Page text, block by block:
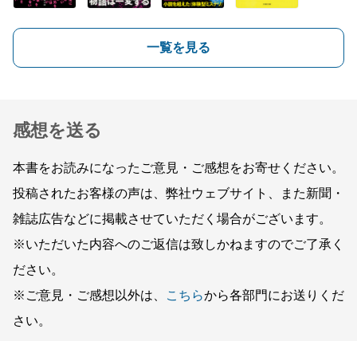
一覧を見る
感想を送る
本書をお読みになったご意見・ご感想をお寄せください。
投稿されたお客様の声は、弊社ウェブサイト、また新聞・
雑誌広告などに掲載させていただく場合がございます。
※いただいた内容へのご返信は致しかねますのでご了承く
ださい。
※ご意見・ご感想以外は、
こちらから各部門にお送りくだ
さい。